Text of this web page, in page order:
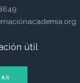
útil